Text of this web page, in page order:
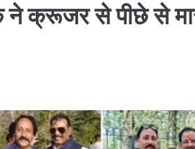
क्रूजर से पीछे से